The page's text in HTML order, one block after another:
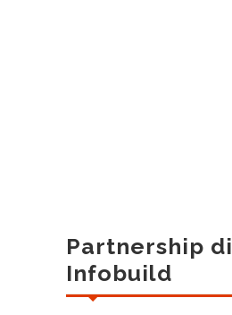
Partnership di
Infobuild